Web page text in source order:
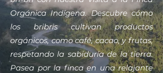
Orgánica Indígena. Descubre cómo
los bribris cultivan productos
orgánicos, como café, cacao, y frutas,
respetando la sabiduría de la tierra.
Pasea por la finca en una relajante